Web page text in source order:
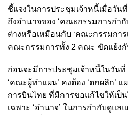
ชี้แจงในการประชุมเจ้าหนี้เมื่อวัน
ถึงอำนาจของ ‘คณะกรรมการกำ
ต่างหรือเหมือนกับ ‘คณะกรรมกา
คณะกรรมการทั้ง 2 คณะ ขัดแย้งกั
ก่อนจะมีการประชุมเจ้าหนี้ในวันที่
‘คณะผู้ทำแผน’ คงต้อง ‘ตกผลึก’
การบินไทย ที่มีการขอแก้ไขให้เป็
เฉพาะ ‘อำนาจ’ ในการกำกับดูแ